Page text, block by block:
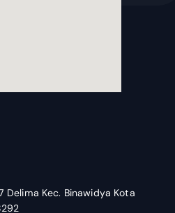
Delima Kec. Binawidya Kota